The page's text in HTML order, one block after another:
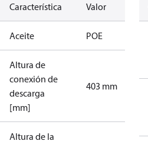
Característica Valor
Aceite POE
Altura de
conexión de
descarga
[mm]
403 mm
Altura de la